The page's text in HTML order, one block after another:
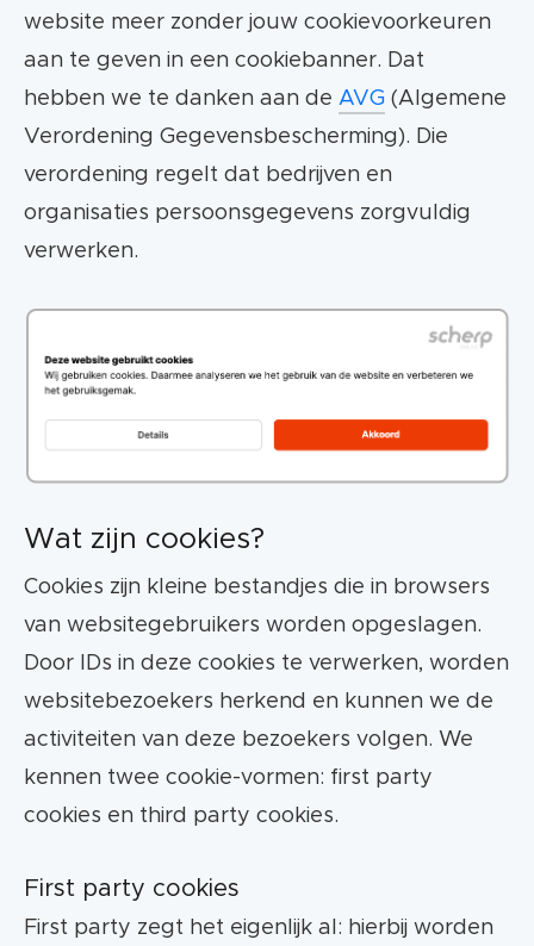
side) wordt door deze ontwikkelingen steeds
minder kwalitatief. Wil je in een cookieloos
tijdperk toch nauwkeurige data blijven
verzamelen? Dan is server-side tagging de
oplossing.
Server side tagging heeft een aantal
Meer privacycontrole (AVG)
Nauwkeurigere gegevensverzameling
Snellere website
Remarketing doelgroepen blijven
opbouwen
Groter aanpassingsvermogen
Cookies kunnen langer bewaard blijven
Wat kost de inrichting van server-side
tagging?
Een offerte voor de inrichting van server-side
tagging is altijd op maat. Voor een gemiddeld
website meer zonder jouw cookievoorkeuren
aan te geven in een cookiebanner. Dat
hebben we te danken aan de AVG (Algemene
Verordening Gegevensbescherming). Die
verordening regelt dat bedrijven en
organisaties persoonsgegevens zorgvuldig
verwerken.
Wat zijn cookies?
Cookies zijn kleine bestandjes die in browsers
van websitegebruikers worden opgeslagen.
Door IDs in deze cookies te verwerken, worden
websitebezoekers herkend en kunnen we de
activiteiten van deze bezoekers volgen. We
kennen twee cookie-vormen: first party
cookies en third party cookies.
First party cookies
First party zegt het eigenlijk al: hierbij worden